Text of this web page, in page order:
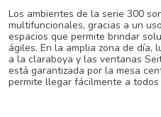
Los ambientes de la serie 300
multifuncionales, gracias a un
espacios que permite brindar
ágiles. En la amplia zona de día,
a la claraboya y las ventanas
está garantizada por la mesa
permite llegar fácilmente a todos